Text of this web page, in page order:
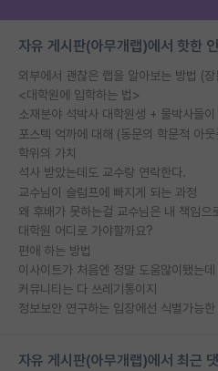
자유 게시판(아무개랩)에서 핫한
외부에서 괜찮은 랩을 알아보는 방법 (장
<대학원에 입학하는 법>
소재분야 석박사 대학원생 + 물박사들이
학위의 가치
석사 받았는데도 교수랑 연락한다.
교수님이 슬럼프에 빠지게 되는 과정
대학원 어디로 가야할까요?
편애 하는 방법
이사이트가 처음엔 정말 도움많이됐는데
커뮤니티는 다 쓰레기통이지
자유 게시판(아무개랩)에서 최근